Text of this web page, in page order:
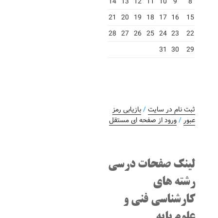
15
16
17
18
19
20
21
22
23
24
25
26
27
28
29
30
31
ثبت نام در سایت/بازیابی رمز
عبور /ورود از صفحه ای مستقل
لینک صفحات درسی
رشته های
کارشناسی فنی و